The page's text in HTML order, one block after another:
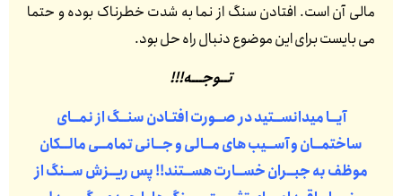
مالی آن است. افتادن سنگ از نما به شدت خطرناک بوده و حتما
می بایست برای این موضوع دنبال راه حل بود.
تــوجـــه!!!
آیــا میدانســتید در صــورت افتـادن سنــگ از نمــای
ساختمــان و آســیب های مــالی و جــانی تمامــی مالــکان
موظف به جبــران خســارت هســتند!! پس ریــزش ســنگ از